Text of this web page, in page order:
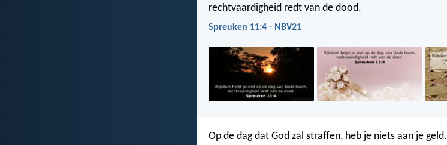
rechtvaardigheid redt van de dood.
Spreuken 11:4 - NBV21
Op de dag dat God zal straffen, heb je niets aan je geld.